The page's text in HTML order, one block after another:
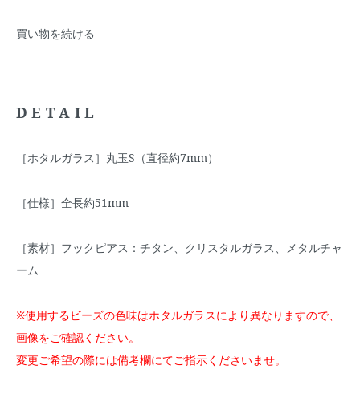
買い物を続ける
DETAIL
［ホタルガラス］丸玉S（直径約7mm）
［仕様］全長約51mm
［素材］フックピアス：チタン、クリスタルガラス、メタルチャ
ーム
※使用するビーズの色味はホタルガラスにより異なりますので、
画像をご確認ください。
変更ご希望の際には備考欄にてご指示くださいませ。